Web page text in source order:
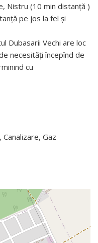
Nistru (10 min distanță )
pe jos la fel și
Dubasarii Vechi are loc
necesități începînd de
cu
Canalizare, Gaz